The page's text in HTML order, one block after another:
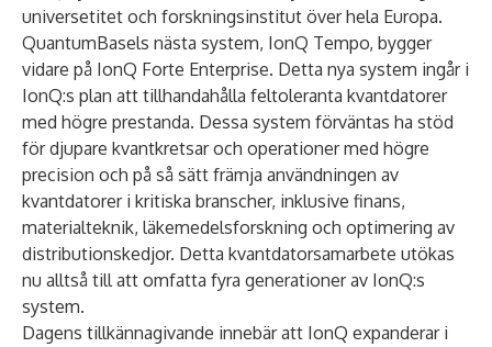
universetitet och forskningsinstitut över hela Europa.
QuantumBasels nästa system, IonQ Tempo, bygger
vidare på IonQ Forte Enterprise. Detta nya system ingår i
IonQ:s plan att tillhandahålla feltoleranta kvantdatorer
med högre prestanda. Dessa system förväntas ha stöd
för djupare kvantkretsar och operationer med högre
precision och på så sätt främja användningen av
kvantdatorer i kritiska branscher, inklusive finans,
materialteknik, läkemedelsforskning och optimering av
distributionskedjor. Detta kvantdatorsamarbete utökas
nu alltså till att omfatta fyra generationer av IonQ:s
system.
Dagens tillkännagivande innebär att IonQ expanderar i